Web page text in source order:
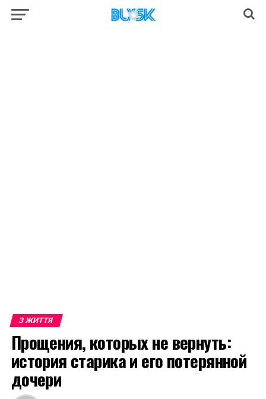
З ЖИТТЯ
Прощения, которых не вернуть:
история старика и его потерянной
дочери